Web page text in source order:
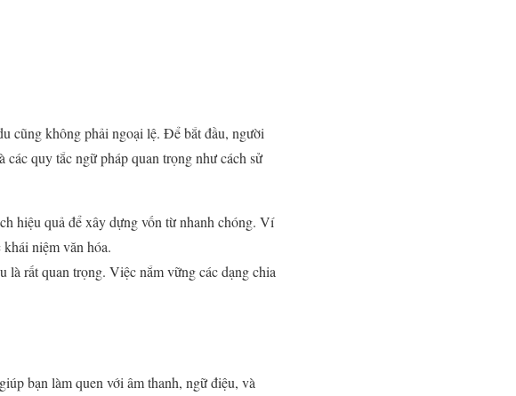
cũng không phải ngoại lệ. Để bắt đầu, người
quy tắc ngữ pháp quan trọng như cách sử
hiệu quả để xây dựng vốn từ nhanh chóng. Ví
niệm văn hóa.
rất quan trọng. Việc nắm vững các dạng chia
bạn làm quen với âm thanh, ngữ điệu, và